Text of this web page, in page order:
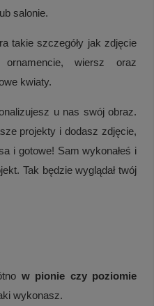
salonie.
takie szczegóły jak zdjęcie
wiersz oraz
kwiaty.
u nas swój obraz.
projekty i dodasz zdjęcie,
i gotowe! Sam wykonałeś i
Tak będzie wyglądał twój
w pionie czy poziomie
wykonasz.